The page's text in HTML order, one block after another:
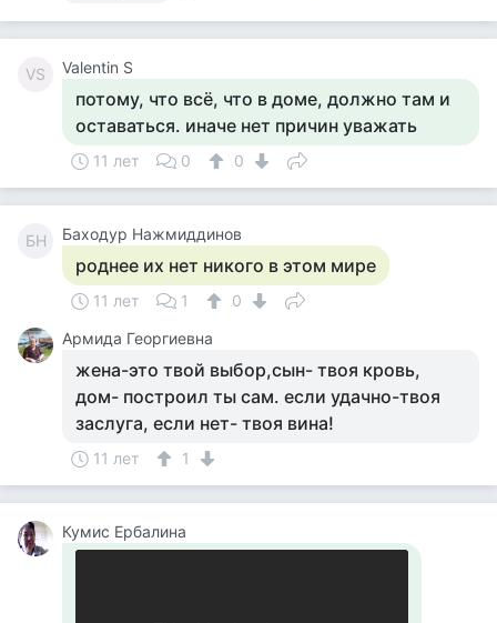
VS Valentin S
потому, что всё, что в доме, должно там и
оставаться. иначе нет причин уважать
11 лет 0 0
БН Баходур Нажмиддинов
роднее их нет никого в этом мире
11 лет 1
0
Армида Георгиевна
жена-это твой выбор,сын- твоя кровь,
дом- построил ты сам. если удачно-твоя
заслуга, если нет- твоя вина!
11 лет 1
Кумис Ербалина